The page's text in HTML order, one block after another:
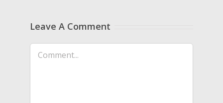
Leave A Comment
Comment